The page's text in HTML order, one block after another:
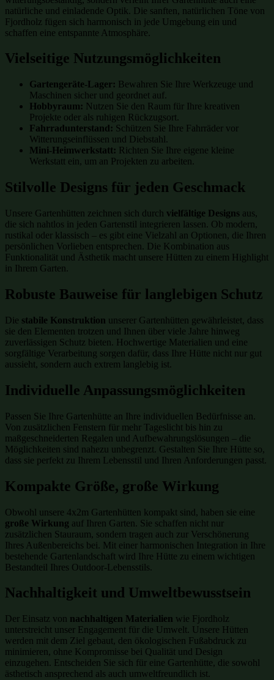
natürliche und einladende Optik. Die sanften, natürlichen Töne von
Fjordholz fügen sich harmonisch in jede Umgebung ein und
schaffen eine entspannte Atmosphäre.
Vielseitige Nutzungsmöglichkeiten
Gartengeräte-Lager: Bewahren Sie Ihre Werkzeuge und
Maschinen sicher und geordnet auf.
Hobbyraum: Nutzen Sie den Raum für Ihre kreativen
Projekte oder als ruhigen Rückzugsort.
Fahrradunterstand: Schützen Sie Ihre Fahrräder vor
Witterungseinflüssen und Diebstahl.
Mini-Heimwerkstatt: Richten Sie Ihre eigene kleine
Werkstatt ein, um an Projekten zu arbeiten.
Stilvolle Designs für jeden Geschmack
Unsere Gartenhütten zeichnen sich durch vielfältige Designs aus,
die sich nahtlos in jeden Gartenstil integrieren lassen. Ob modern,
rustikal oder klassisch – es gibt eine Vielzahl an Optionen, die Ihren
persönlichen Vorlieben entsprechen. Die Kombination aus
Funktionalität und Ästhetik macht unsere Hütten zu einem Highlight
in Ihrem Garten.
Robuste Bauweise für langlebigen Schutz
Die stabile Konstruktion unserer Gartenhütten gewährleistet, dass
sie den Elementen trotzen und Ihnen über viele Jahre hinweg
zuverlässigen Schutz bieten. Hochwertige Materialien und eine
sorgfältige Verarbeitung sorgen dafür, dass Ihre Hütte nicht nur gut
aussieht, sondern auch extrem langlebig ist.
Individuelle Anpassungsmöglichkeiten
Passen Sie Ihre Gartenhütte an Ihre individuellen Bedürfnisse an.
Von zusätzlichen Fenstern für mehr Tageslicht bis hin zu
maßgeschneiderten Regalen und Aufbewahrungslösungen – die
Möglichkeiten sind nahezu unbegrenzt. Gestalten Sie Ihre Hütte so,
dass sie perfekt zu Ihrem Lebensstil und Ihren Anforderungen passt.
Kompakte Größe, große Wirkung
Obwohl unsere 4x2m Gartenhütten kompakt sind, haben sie eine
große Wirkung auf Ihren Garten. Sie schaffen nicht nur
zusätzlichen Stauraum, sondern tragen auch zur Verschönerung
Ihres Außenbereichs bei. Mit einer harmonischen Integration in Ihre
bestehende Gartenlandschaft wird Ihre Hütte zu einem wichtigen
Bestandteil Ihres Outdoor-Lebensstils.
Nachhaltigkeit und Umweltbewusstsein
Der Einsatz von nachhaltigen Materialien wie Fjordholz
unterstreicht unser Engagement für die Umwelt. Unsere Hütten
werden mit dem Ziel gebaut, den ökologischen Fußabdruck zu
minimieren, ohne Kompromisse bei Qualität und Design
einzugehen. Entscheiden Sie sich für eine Gartenhütte, die sowohl
ästhetisch ansprechend als auch umweltfreundlich ist.